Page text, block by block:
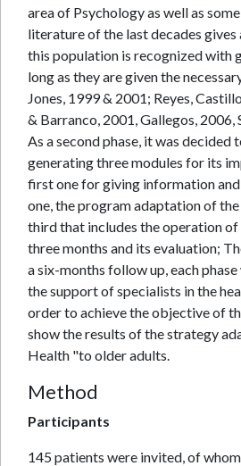
area of Psychology as well as
literature of the last decades
this population is recognized with
long as they are given the
Jones, 1999 & 2001; Reyes,
& Barranco, 2001, Gallegos, 2006,
As a second phase, it was decided
generating three modules for its
first one for giving information
one, the program adaptation of
third that includes the operation
three months and its evaluation;
a six-months follow up, each
the support of specialists in the
order to achieve the objective of
show the results of the strategy
Health "to older adults.
Method
Participants
145 patients were invited, of